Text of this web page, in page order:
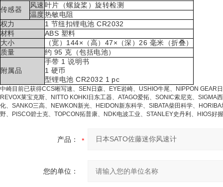
传感器
风速叶片（螺旋桨）旋转检测
温度热敏电阻
权力
1 节纽扣锂电池 CR2032
材料
ABS 塑料
大小
（宽）144×（高）47×（深）26 毫米（折叠）
质量
约 95 克（包括电池）
附属品
手带 1 说明书
1 硬币
型锂电池 CR2032 1 pc
中崎目前已获得CCS晰写速、SEN日森、EYE岩崎、USHIO牛尾、NIPPON
REVOX莱宝克斯、NITTO KOHKI日东工器、ATAGO爱拓、SONIC索尼克、
化、SANKO三高、NEWKON新光、HEIDON新东科学、SIBATA柴田科学、
野、PISCO碧士克、TOPCON拓普康、NDK电波工业、STANLEY史丹利、HIOS好
产品：
您的单位：